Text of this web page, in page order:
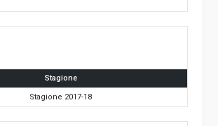
Stagione
Stagione 2017-18